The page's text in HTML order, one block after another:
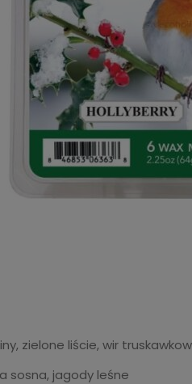
zielone liście, wir
sosna, jagody leśne